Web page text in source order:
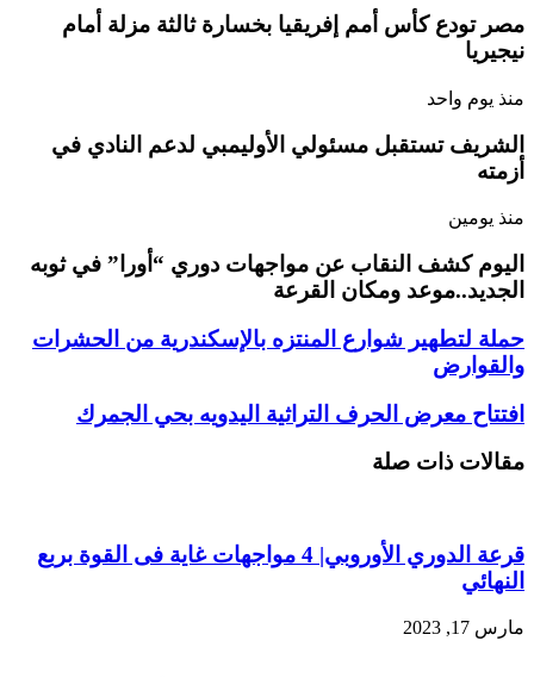
مصر تودع كأس أمم إفريقيا بخسارة ثالثة مزلة أمام
نيجيريا
منذ يوم واحد
الشريف تستقبل مسئولي الأوليمبي لدعم النادي في
أزمته
منذ يومين
اليوم كشف النقاب عن مواجهات دوري “أورا” في ثوبه
الجديد..موعد ومكان القرعة
حملة لتطهير شوارع المنتزه بالإسكندرية من الحشرات
والقوارض
افتتاح معرض الحرف التراثية اليدويه بحي الجمرك
مقالات ذات صلة
قرعة الدوري الأوروبي| 4 مواجهات غاية فى القوة بربع
النهائي
مارس 17, 2023